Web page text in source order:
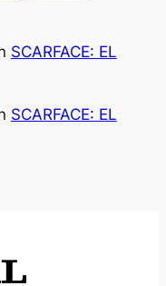
SCARFACE: EL
SCARFACE: EL